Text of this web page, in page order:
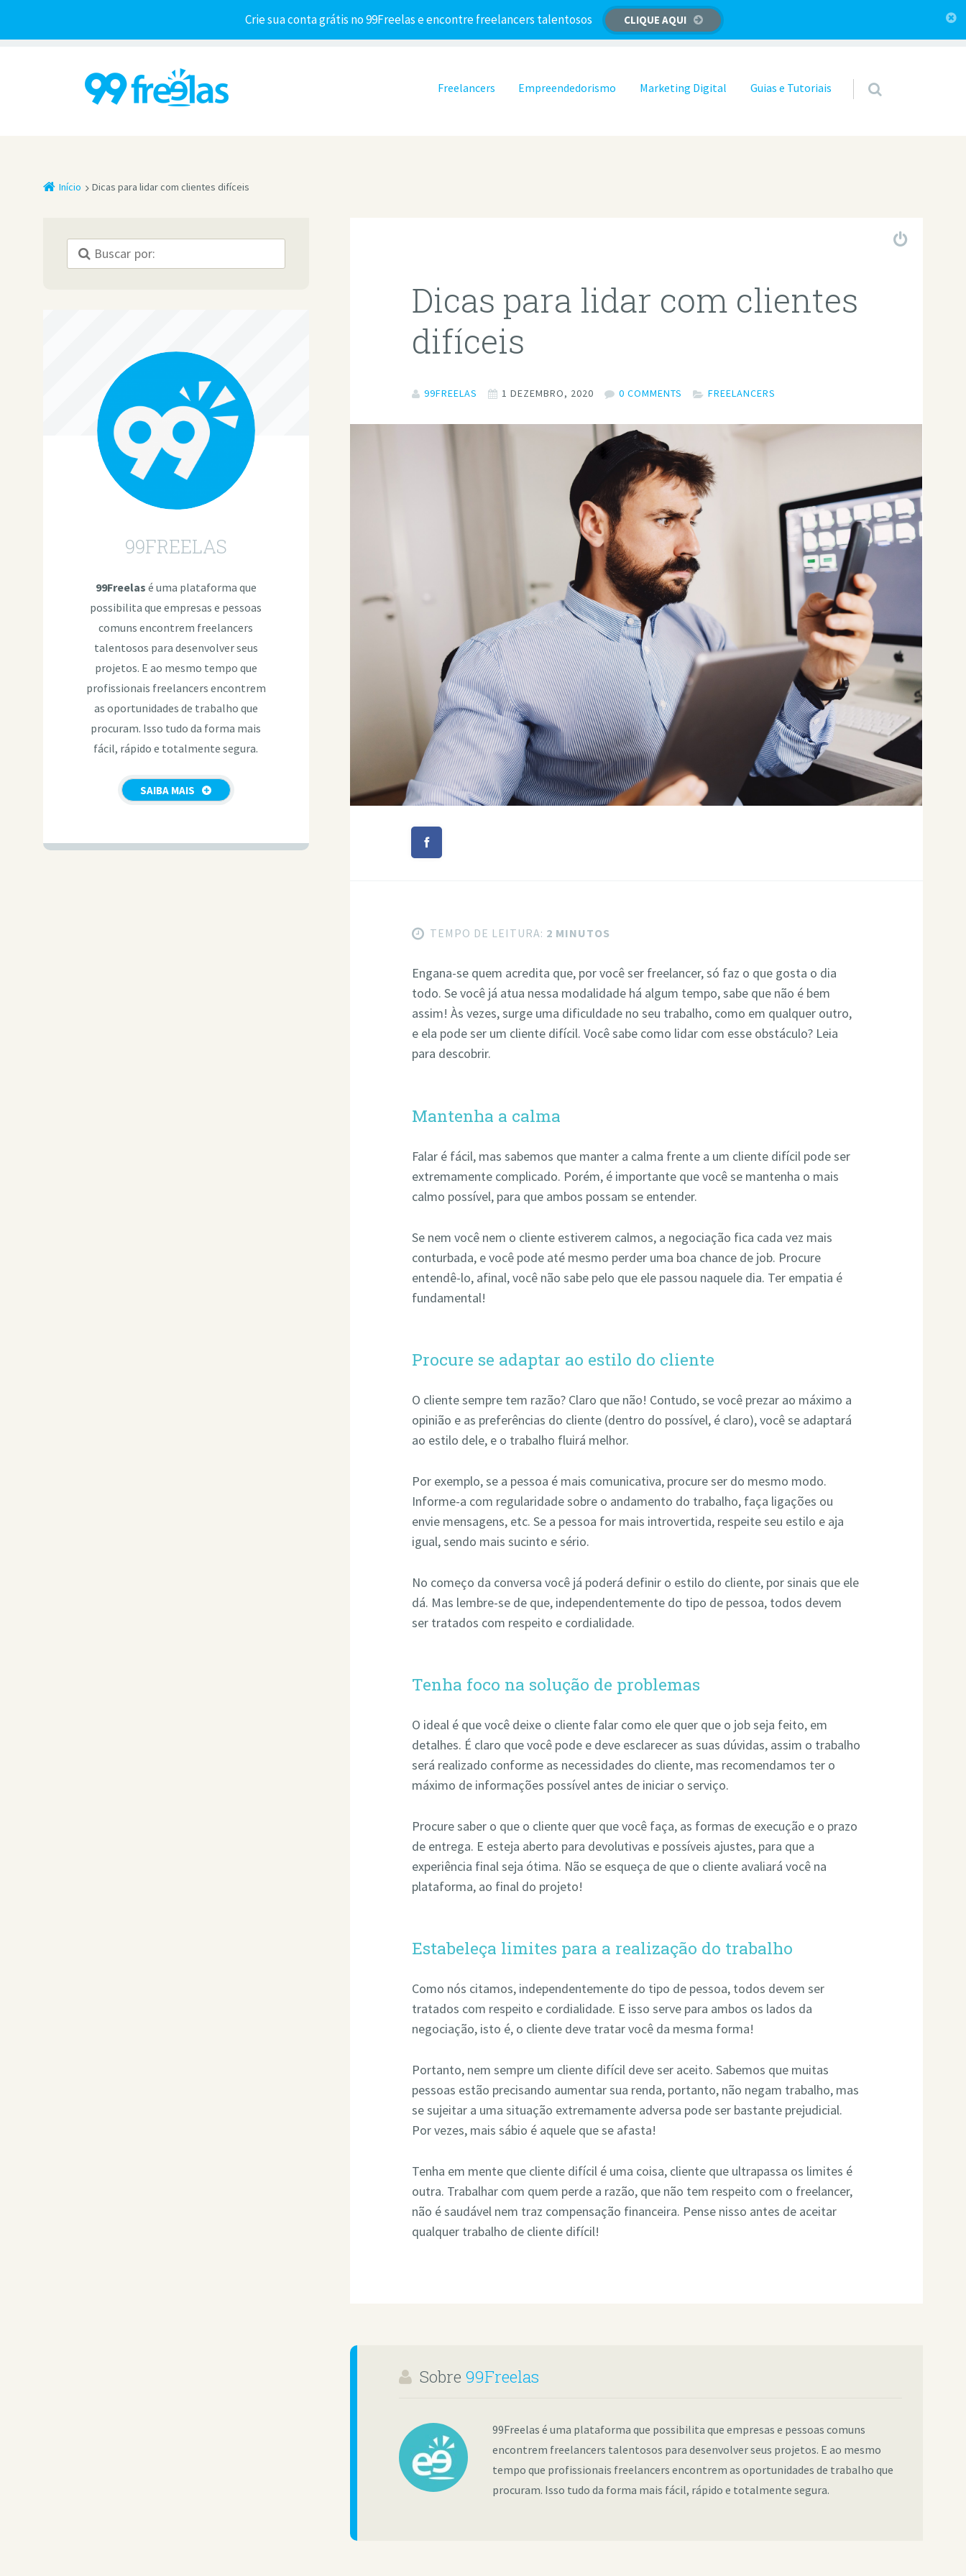
Crie sua conta grátis no 99Freelas e encontre freelancers talentosos CLIQUE AQUI
Pular para o conteúdo
Freelancers Empreendedorismo Marketing Digital Guias e Tutoriais
Início Dicas para lidar com clientes difíceis
Dicas para lidar com clientes
difíceis
99FREELAS 1 DEZEMBRO, 2020 0 COMMENTS FREELANCERS
TEMPO DE LEITURA: 2 MINUTOS
Engana-se quem acredita que, por você ser freelancer, só faz o que gosta o dia
todo. Se você já atua nessa modalidade há algum tempo, sabe que não é bem
assim! Às vezes, surge uma dificuldade no seu trabalho, como em qualquer outro,
e ela pode ser um cliente difícil. Você sabe como lidar com esse obstáculo? Leia
para descobrir.
Mantenha a calma
Falar é fácil, mas sabemos que manter a calma frente a um cliente difícil pode ser
extremamente complicado. Porém, é importante que você se mantenha o mais
calmo possível, para que ambos possam se entender.
Se nem você nem o cliente estiverem calmos, a negociação fica cada vez mais
conturbada, e você pode até mesmo perder uma boa chance de job. Procure
entendê-lo, afinal, você não sabe pelo que ele passou naquele dia. Ter empatia é
fundamental!
Procure se adaptar ao estilo do cliente
O cliente sempre tem razão? Claro que não! Contudo, se você prezar ao máximo a
opinião e as preferências do cliente (dentro do possível, é claro), você se adaptará
ao estilo dele, e o trabalho fluirá melhor.
Por exemplo, se a pessoa é mais comunicativa, procure ser do mesmo modo.
Informe-a com regularidade sobre o andamento do trabalho, faça ligações ou
envie mensagens, etc. Se a pessoa for mais introvertida, respeite seu estilo e aja
igual, sendo mais sucinto e sério.
No começo da conversa você já poderá definir o estilo do cliente, por sinais que ele
dá. Mas lembre-se de que, independentemente do tipo de pessoa, todos devem
ser tratados com respeito e cordialidade.
Tenha foco na solução de problemas
O ideal é que você deixe o cliente falar como ele quer que o job seja feito, em
detalhes. É claro que você pode e deve esclarecer as suas dúvidas, assim o trabalho
será realizado conforme as necessidades do cliente, mas recomendamos ter o
máximo de informações possível antes de iniciar o serviço.
Procure saber o que o cliente quer que você faça, as formas de execução e o prazo
de entrega. E esteja aberto para devolutivas e possíveis ajustes, para que a
experiência final seja ótima. Não se esqueça de que o cliente avaliará você na
plataforma, ao final do projeto!
Estabeleça limites para a realização do trabalho
Como nós citamos, independentemente do tipo de pessoa, todos devem ser
tratados com respeito e cordialidade. E isso serve para ambos os lados da
negociação, isto é, o cliente deve tratar você da mesma forma!
Portanto, nem sempre um cliente difícil deve ser aceito. Sabemos que muitas
pessoas estão precisando aumentar sua renda, portanto, não negam trabalho, mas
se sujeitar a uma situação extremamente adversa pode ser bastante prejudicial.
Por vezes, mais sábio é aquele que se afasta!
Tenha em mente que cliente difícil é uma coisa, cliente que ultrapassa os limites é
outra. Trabalhar com quem perde a razão, que não tem respeito com o freelancer,
não é saudável nem traz compensação financeira. Pense nisso antes de aceitar
qualquer trabalho de cliente difícil!
Sobre 99Freelas
99Freelas é uma plataforma que possibilita que empresas e pessoas comuns
encontrem freelancers talentosos para desenvolver seus projetos. E ao mesmo
tempo que profissionais freelancers encontrem as oportunidades de trabalho que
procuram. Isso tudo da forma mais fácil, rápido e totalmente segura.
99FREELAS
99Freelas é uma plataforma que
possibilita que empresas e pessoas
comuns encontrem freelancers
talentosos para desenvolver seus
projetos. E ao mesmo tempo que
profissionais freelancers encontrem
as oportunidades de trabalho que
procuram. Isso tudo da forma mais
fácil, rápido e totalmente segura.
SAIBA MAIS